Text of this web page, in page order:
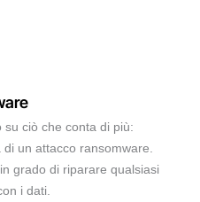
ciò che conta di più:
un attacco ransomware.
grado di riparare qualsiasi
i dati.